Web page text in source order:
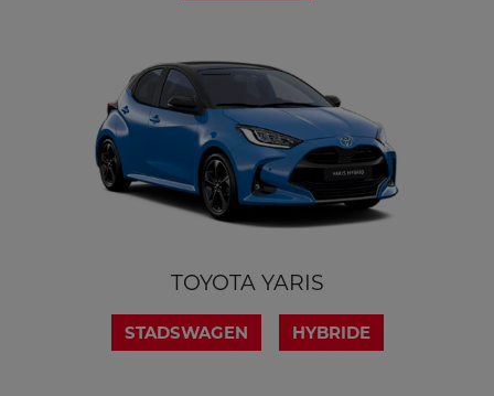
TOYOTA YARIS
STADSWAGEN HYBRIDE